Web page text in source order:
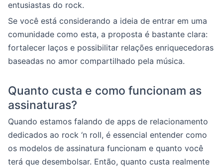
entusiastas do rock.
Se você está considerando a ideia de entrar em uma
comunidade como esta, a proposta é bastante clara:
fortalecer laços e possibilitar relações enriquecedoras
baseadas no amor compartilhado pela música.
Quanto custa e como funcionam as
assinaturas?
Quando estamos falando de apps de relacionamento
dedicados ao rock ‘n roll, é essencial entender como
os modelos de assinatura funcionam e quanto você
terá que desembolsar. Então, quanto custa realmente